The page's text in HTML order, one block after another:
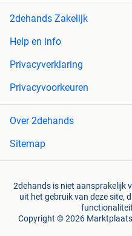
2dehands Zakelijk
Help en info
Privacyverklaring
Privacyvoorkeuren
Over 2dehands
Sitemap
2dehands is niet aansprakelijk
uit het gebruik van deze site,
Copyright © 2026